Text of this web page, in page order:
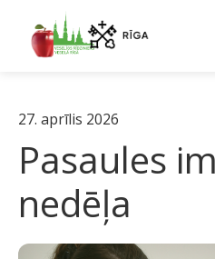
27. aprīlis 2026
Pasaules
nedēļa